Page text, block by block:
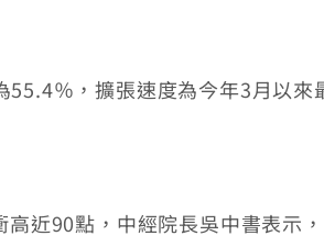
％，擴張速度為今年3月以來
90點，中經院長吳中書表示